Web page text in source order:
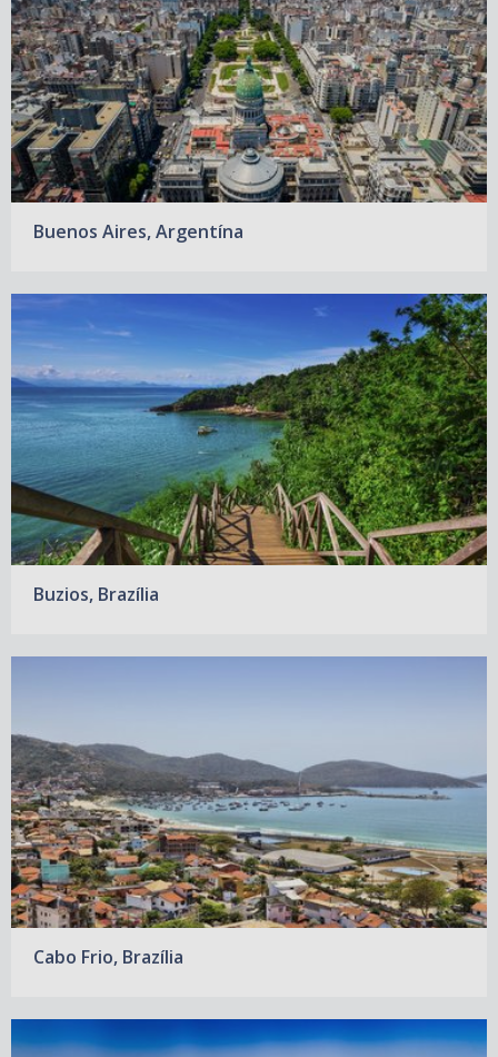
Buenos Aires, Argentína
Buzios, Brazília
Cabo Frio, Brazília